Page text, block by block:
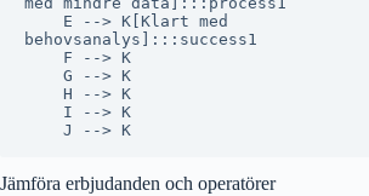
    E --> K[Klart med
behovsanalys]:::success1
    F --> K
    G --> K
    H --> K
    I --> K
Jämföra erbjudanden och operatörer